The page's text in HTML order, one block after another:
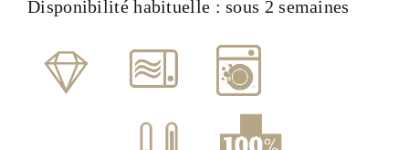
Disponibilité habituelle : sous 2 semaines